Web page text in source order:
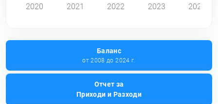
2020 2021 2022 2023 2024
Баланс
от 2008 до 2024 г.
Отчет за
Приходи и Разходи